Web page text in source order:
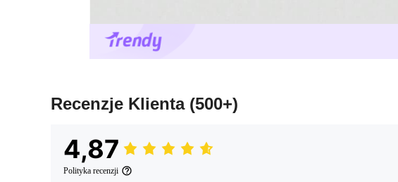
Recenzje Klienta (500+)
4,87
Polityka recenzji